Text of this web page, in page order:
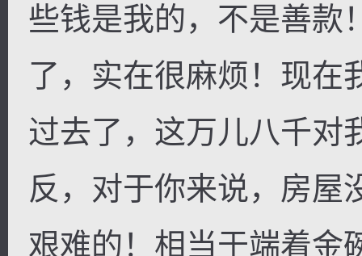
些钱是我的，不是善款
了，实在很麻烦！现在
过去了，这万儿八千对
反，对于你来说，房屋
艰难的！相当于端着金